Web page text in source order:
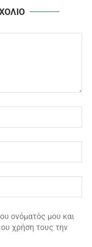
ονόματός μου και
χρήση τους την